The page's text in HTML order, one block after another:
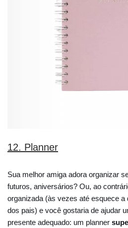
12. Planner
Sua melhor amiga adora organizar
futuros, aniversários? Ou, ao
organizada (às vezes até esquece a
dos pais) e você gostaria de ajudar
presente adequado: um planner